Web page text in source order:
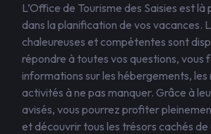
L’Office de Tourisme des Saisies est
dans la planification de vos vacances.
chaleureuses et compétentes sont
répondre à toutes vos questions, vous
informations sur les hébergements,
activités à ne pas manquer. Grâce à
avisés, vous pourrez profiter
et découvrir tous les trésors cachés